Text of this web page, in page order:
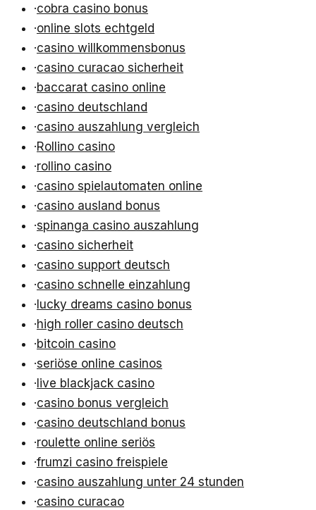
·cobra casino bonus
·online slots echtgeld
·casino willkommensbonus
·casino curacao sicherheit
·baccarat casino online
·casino deutschland
·casino auszahlung vergleich
·Rollino casino
·rollino casino
·casino spielautomaten online
·casino ausland bonus
·spinanga casino auszahlung
·casino sicherheit
·casino support deutsch
·casino schnelle einzahlung
·lucky dreams casino bonus
·high roller casino deutsch
·bitcoin casino
·seriöse online casinos
·live blackjack casino
·casino bonus vergleich
·casino deutschland bonus
·roulette online seriös
·frumzi casino freispiele
·casino auszahlung unter 24 stunden
·casino curacao